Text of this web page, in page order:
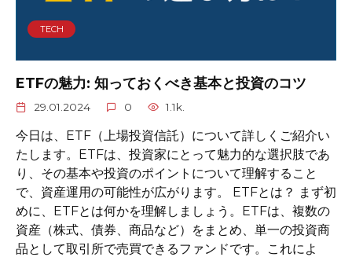
TECH
ETFの魅力: 知っておくべき基本と投資のコツ
29.01.2024 0 1.1k.
今日は、ETF（上場投資信託）について詳しくご紹介い
たします。ETFは、投資家にとって魅力的な選択肢であ
り、その基本や投資のポイントについて理解すること
で、資産運用の可能性が広がります。 ETFとは？ まず初
めに、ETFとは何かを理解しましょう。ETFは、複数の
資産（株式、債券、商品など）をまとめ、単一の投資商
品として取引所で売買できるファンドです。これによ